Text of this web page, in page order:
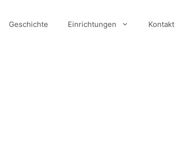
Geschichte Einrichtungen Kontakt